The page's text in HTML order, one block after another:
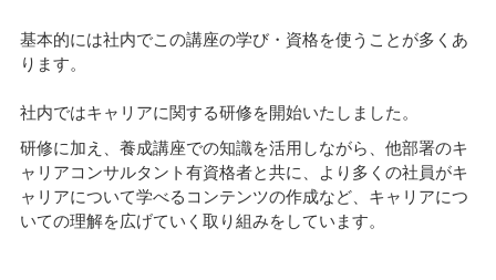
基本的には社内でこの講座の学び・資格を使うことが多くあ
ります。
社内ではキャリアに関する研修を開始いたしました。
研修に加え、養成講座での知識を活用しながら、他部署のキ
ャリアコンサルタント有資格者と共に、より多くの社員がキ
ャリアについて学べるコンテンツの作成など、キャリアにつ
いての理解を広げていく取り組みをしています。